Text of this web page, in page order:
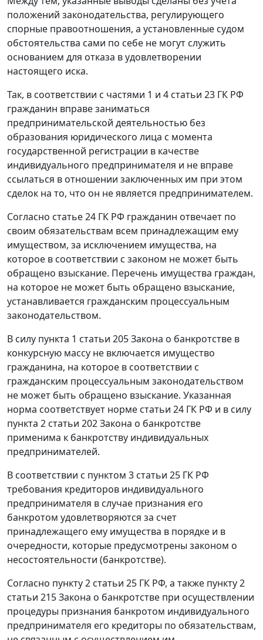
положений законодательства, регулирующего
спорные правоотношения, а установленные судом
обстоятельства сами по себе не могут служить
основанием для отказа в удовлетворении
настоящего иска.
Так, в соответствии с частями 1 и 4 статьи 23 ГК РФ
гражданин вправе заниматься
предпринимательской деятельностью без
образования юридического лица с момента
государственной регистрации в качестве
индивидуального предпринимателя и не вправе
ссылаться в отношении заключенных им при этом
сделок на то, что он не является предпринимателем.
Согласно статье 24 ГК РФ гражданин отвечает по
своим обязательствам всем принадлежащим ему
имуществом, за исключением имущества, на
которое в соответствии с законом не может быть
обращено взыскание. Перечень имущества граждан,
на которое не может быть обращено взыскание,
устанавливается гражданским процессуальным
законодательством.
В силу пункта 1 статьи 205Закона о банкротстве в
конкурсную массу не включается имущество
гражданина, на которое в соответствии с
гражданским процессуальным законодательством
не может быть обращено взыскание. Указанная
норма соответствует норме статьи 24 ГК РФ и в силу
пункта 2 статьи 202Закона о банкротстве
применима к банкротству индивидуальных
предпринимателей.
В соответствии с пунктом 3 статьи 25 ГК РФ
требования кредиторов индивидуального
предпринимателя в случае признания его
банкротом удовлетворяются за счет
принадлежащего ему имущества в порядке и в
очередности, которые предусмотрены законом о
несостоятельности (банкротстве).
Согласно пункту 2 статьи 25 ГК РФ, а также пункту 2
статьи 215Закона о банкротстве при осуществлении
процедуры признания банкротом индивидуального
предпринимателя его кредиторы по обязательствам,